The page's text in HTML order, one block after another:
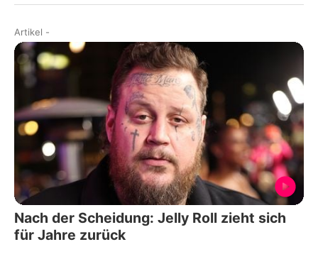
Artikel -
Nach der Scheidung: Jelly Roll zieht sich
für Jahre zurück